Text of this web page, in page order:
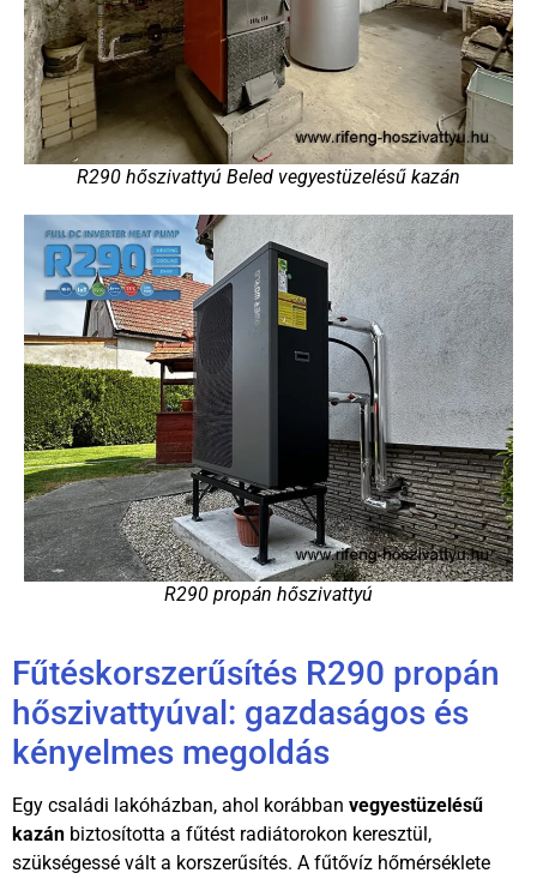
R290 hőszivattyú Beled vegyestüzelésű kazán
R290 propán hőszivattyú
Fűtéskorszerűsítés R290 propán
hőszivattyúval: gazdaságos és
kényelmes megoldás
Egy családi lakóházban, ahol korábban vegyestüzelésű
kazán biztosította a fűtést radiátorokon keresztül,
szükségessé vált a korszerűsítés. A fűtővíz hőmérséklete